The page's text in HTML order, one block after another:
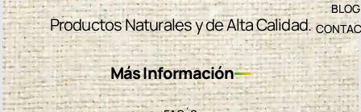
Productos Naturales y de Alta Calidad.
BLOG
Más Información